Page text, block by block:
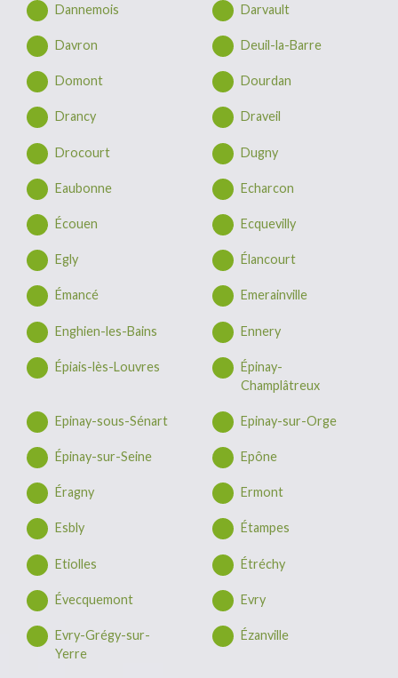
Dannemois Darvault
Davron Deuil-la-Barre
Domont Dourdan
Drancy Draveil
Drocourt Dugny
Eaubonne Echarcon
Écouen Ecquevilly
Egly Élancourt
Émancé Emerainville
Enghien-les-Bains Ennery
Épiais-lès-Louvres
Épinay-
Champlâtreux
Epinay-sous-Sénart Epinay-sur-Orge
Épinay-sur-Seine Epône
Éragny Ermont
Esbly Étampes
Etiolles Étréchy
Évecquemont Evry
Evry-Grégy-sur-
Yerre
Ézanville